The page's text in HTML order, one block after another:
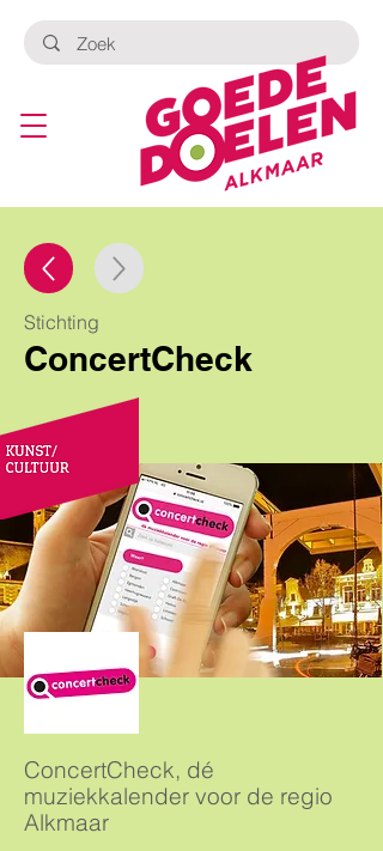
Stichting
ConcertCheck
ConcertCheck, dé
muziekkalender voor de regio
Alkmaar